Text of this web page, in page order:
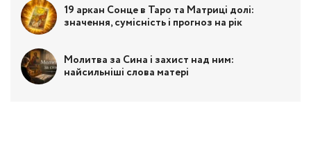
19 аркан Сонце в Таро та Матриці долі:
значення, сумісність і прогноз на рік
Молитва за Сина і захист над ним:
найсильніші слова матері